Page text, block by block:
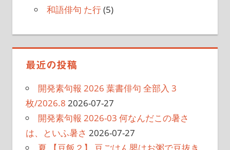
和語俳句 た行(5)
最近の投稿
開発素句報 2026 葉書俳句 全部入 3
枚/2026.8 2026-07-27
開発素句報 2026-03 何なんだこの暑さ
は、といふ暑さ 2026-07-27